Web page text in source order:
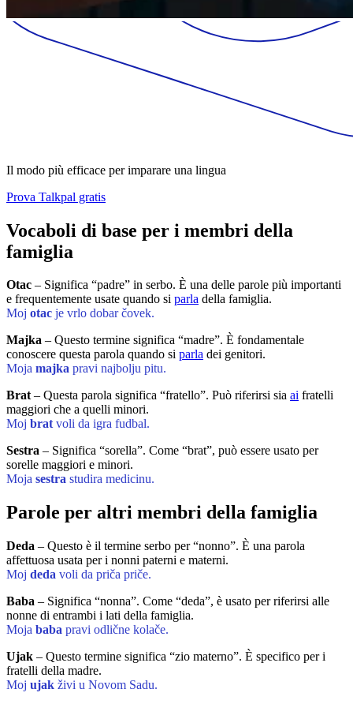
Il modo più efficace per imparare una lingua
Prova Talkpal gratis
Vocaboli di base per i membri della
famiglia
Otac – Significa “padre” in serbo. È una delle parole più importanti
e frequentemente usate quando si parla della famiglia.
Moj otac je vrlo dobar čovek.
Majka – Questo termine significa “madre”. È fondamentale
conoscere questa parola quando si parla dei genitori.
Moja majka pravi najbolju pitu.
Brat– Questa parola significa “fratello”. Può riferirsi sia ai fratelli
maggiori che a quelli minori.
Moj bratvoli da igra fudbal.
Sestra – Significa “sorella”. Come “brat”, può essere usato per
sorelle maggiori e minori.
Moja sestra studira medicinu.
Parole per altri membri della famiglia
Deda – Questo è il termine serbo per “nonno”. È una parola
affettuosa usata per i nonni paterni e materni.
Moj deda voli da priča priče.
Baba – Significa “nonna”. Come “deda”, è usato per riferirsi alle
nonne di entrambi i lati della famiglia.
Moja baba pravi odlične kolače.
Ujak – Questo termine significa “zio materno”. È specifico per i
fratelli della madre.
Moj ujak živi u Novom Sadu.